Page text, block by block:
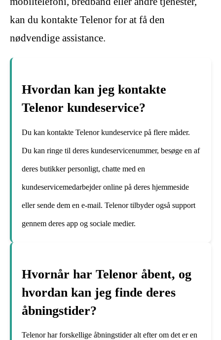
kan du kontakte Telenor for at få den
nødvendige assistance.
Hvordan kan jeg kontakte
Telenor kundeservice?
Du kan kontakte Telenor kundeservice på flere måder.
Du kan ringe til deres kundeservicenummer, besøge en af
deres butikker personligt, chatte med en
kundeservicemedarbejder online på deres hjemmeside
eller sende dem en e-mail. Telenor tilbyder også support
gennem deres app og sociale medier.
Hvornår har Telenor åbent, og
hvordan kan jeg finde deres
åbningstider?
Telenor har forskellige åbningstider alt efter om det er en